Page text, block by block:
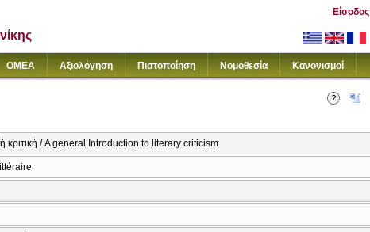
Είσοδος
ΟΜΕΑ Αξιολόγηση Πιστοποίηση Νομοθεσία Κανονισμοί
κριτική / A general Introduction to literary criticism